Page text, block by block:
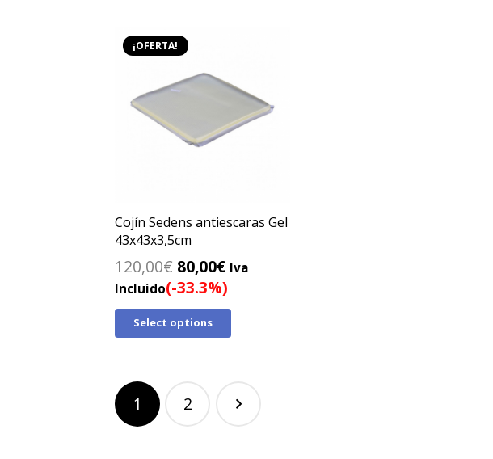
¡OFERTA!
Cojín Sedens antiescaras Gel
43x43x3,5cm
120,00€ El
precio
original
era:
80,00€El
precio
actual
Iva
Incluido(-33.3%)
Select options
Paginación
de
entradas
1 2